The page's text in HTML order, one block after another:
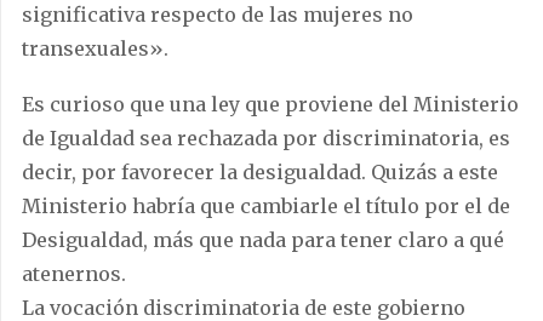
significativa respecto de las mujeres no
transexuales».
Es curioso que una ley que proviene del Ministerio
de Igualdad sea rechazada por discriminatoria, es
decir, por favorecer la desigualdad. Quizás a este
Ministerio habría que cambiarle el título por el de
Desigualdad, más que nada para tener claro a qué
atenernos.
La vocación discriminatoria de este gobierno